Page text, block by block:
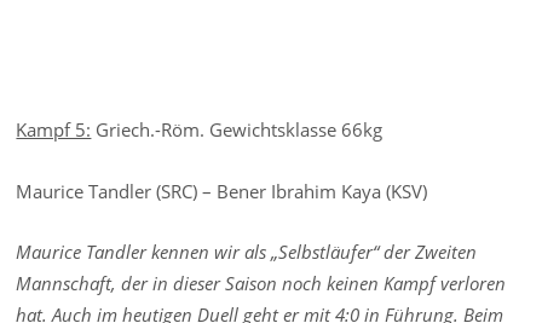
Kampf 5: Griech.-Röm. Gewichtsklasse 66kg
Maurice Tandler (SRC) – Bener Ibrahim Kaya (KSV)
Maurice Tandler kennen wir als „Selbstläufer“ der Zweiten
Mannschaft, der in dieser Saison noch keinen Kampf verloren
hat. Auch im heutigen Duell geht er mit 4:0 in Führung. Beim